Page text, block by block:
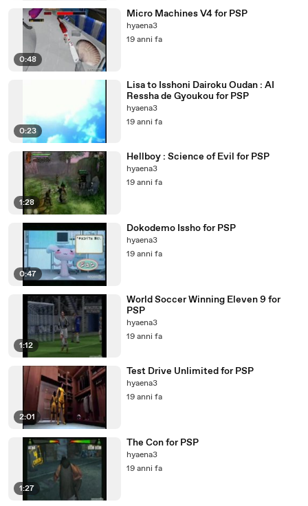
0:48
Micro Machines V4 for PSP
hyaena3
19 anni fa
0:23
Lisa to Isshoni Dairoku Oudan : AI
Ressha de Gyoukou for PSP
hyaena3
19 anni fa
1:28
Hellboy : Science of Evil for PSP
hyaena3
19 anni fa
0:47
Dokodemo Issho for PSP
hyaena3
19 anni fa
1:12
World Soccer Winning Eleven 9 for
PSP
hyaena3
19 anni fa
2:01
Test Drive Unlimited for PSP
hyaena3
19 anni fa
1:27
The Con for PSP
hyaena3
19 anni fa